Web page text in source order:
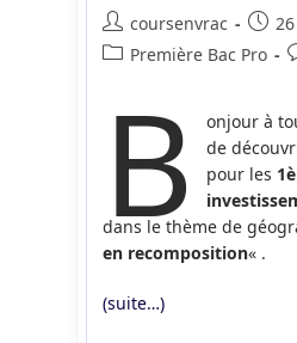
Auteur/autrice
de
coursenvrac
PostPremière Bac Pro
B
onjour à
de
pour les
dans le thème de
en recomposition« .
(suite…)